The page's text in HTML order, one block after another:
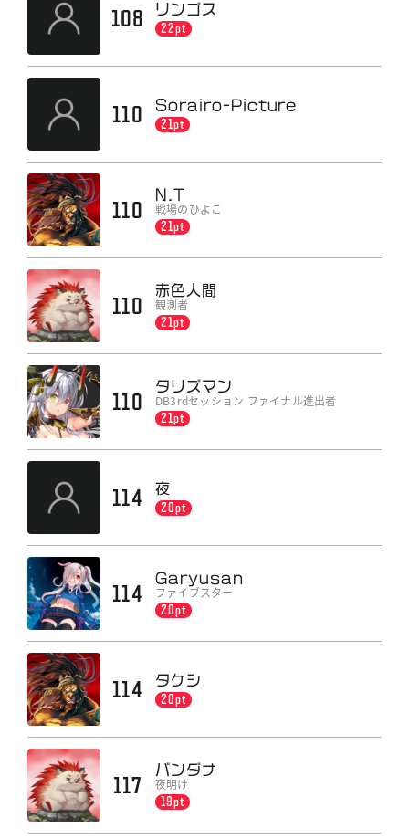
108
リンゴス
22pt
110
Sorairo-Picture
21pt
110
N.T
戦場のひよこ
21pt
110
赤色人間
観測者
21pt
110
タリズマン
DB3rdセッション ファイナル進出者
21pt
114
夜
20pt
114
Garyusan
ファイブスター
20pt
114
タケシ
20pt
117
バンダナ
夜明け
19pt